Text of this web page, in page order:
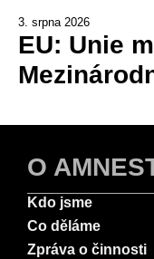
3. srpna 2026
EU: Unie
O
Kdo jsme
Co děláme
Zpráva o činnosti